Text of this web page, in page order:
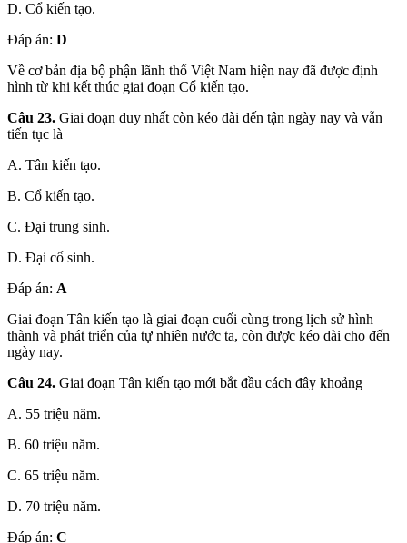
D. Cổ kiến tạo.
Đáp án: D
Về cơ bản địa bộ phận lãnh thổ Việt Nam hiện nay đã được định
hình từ khi kết thúc giai đoạn Cổ kiến tạo.
Câu 23. Giai đoạn duy nhất còn kéo dài đến tận ngày nay và vẫn
tiến tục là
A. Tân kiến tạo.
B. Cổ kiến tạo.
C. Đại trung sinh.
D. Đại cổ sinh.
Đáp án: A
Giai đoạn Tân kiến tạo là giai đoạn cuối cùng trong lịch sử hình
thành và phát triển của tự nhiên nước ta, còn được kéo dài cho đến
ngày nay.
Câu 24. Giai đoạn Tân kiến tạo mới bắt đầu cách đây khoảng
A. 55 triệu năm.
B. 60 triệu năm.
C. 65 triệu năm.
D. 70 triệu năm.
Đáp án: C